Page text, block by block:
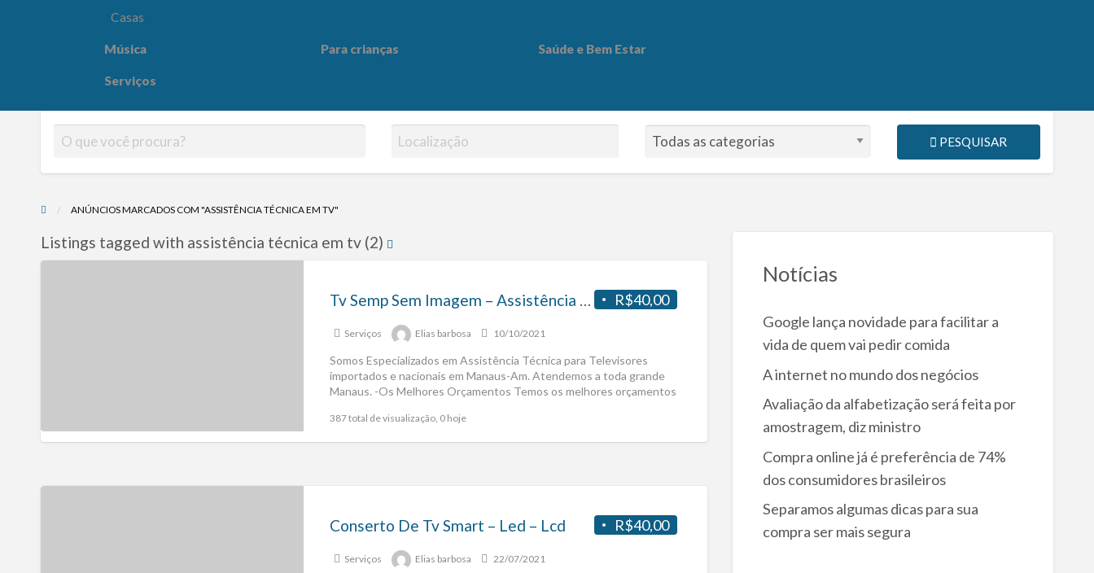
Casas
Música Para crianças Saúde e Bem Estar
Serviços
PESQUISAR
ANÚNCIOS MARCADOS COM "ASSISTÊNCIA TÉCNICA EM TV"
Listings tagged with assistência técnica em tv (2)
R$40,00
Tv Semp Sem Imagem – Assistência Técnica Em Tv
Serviços Elias barbosa 10/10/2021
Somos Especializados em Assistência Técnica para Televisores
importados e nacionais em Manaus-Am. Atendemos a toda grande
Manaus. -Os Melhores Orçamentos Temos os melhores orçamentos
387 total de visualização, 0 hoje
R$40,00
Conserto De Tv Smart – Led – Lcd
Serviços Elias barbosa 22/07/2021
Notícias
Google lança novidade para facilitar a
vida de quem vai pedir comida
A internet no mundo dos negócios
Avaliação da alfabetização será feita por
amostragem, diz ministro
Compra online já é preferência de 74%
dos consumidores brasileiros
Separamos algumas dicas para sua
compra ser mais segura